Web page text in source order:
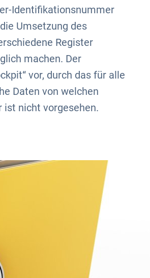
Identifikationsnummer
Umsetzung des
Register
machen. Der
vor, durch das für alle
Daten von welchen
ist nicht vorgesehen.